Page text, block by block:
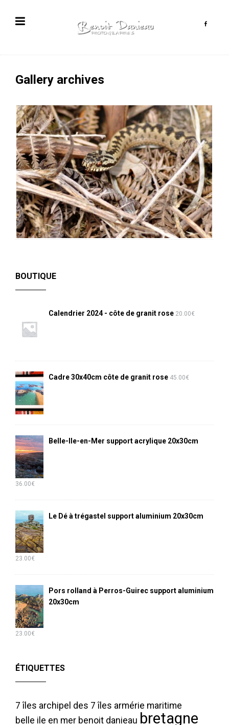
Gallery archives
BOUTIQUE
Calendrier 2024 - côte de granit rose 20.00€
Cadre 30x40cm côte de granit rose 45.00€
Belle-Ile-en-Mer support acrylique 20x30cm
36.00€
Le Dé à trégastel support aluminium 20x30cm
23.00€
Pors rolland à Perros-Guirec support aluminium
20x30cm
23.00€
ÉTIQUETTES
7 îles archipel des 7 îles armérie maritime
belle ile en mer benoit danieau bretagne